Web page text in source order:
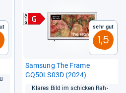
Sehr gut
1,5
Sam­sung The Frame
GQ50LS03D (2024)
Kla­res Bild im schi­cken Rah­